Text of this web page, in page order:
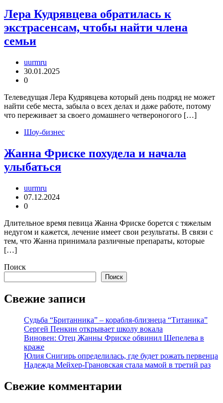
Лера Кудрявцева обратилась к
экстрасенсам, чтобы найти члена
семьи
uurmru
30.01.2025
0
Телеведущая Лера Кудрявцева который день подряд не может
найти себе места, забыла о всех делах и даже работе, потому
что переживает за своего домашнего четвероногого […]
Шоу-бизнес
Жанна Фриске похудела и начала
улыбаться
uurmru
07.12.2024
0
Длительное время певица Жанна Фриске борется с тяжелым
недугом и кажется, лечение имеет свои результаты. В связи с
тем, что Жанна принимала различные препараты, которые
[…]
Поиск
Поиск
Свежие записи
Судьба “Британника” – корабля-близнеца “Титаника”
Сергей Пенкин открывает школу вокала
Виновен: Отец Жанны Фриске обвинил Шепелева в
краже
Юлия Снигирь определилась, где будет рожать первенца
Надежда Мейхер-Грановская стала мамой в третий раз
Свежие комментарии